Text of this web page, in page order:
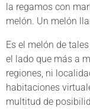
la regamos con
melón. Un melón
Es el melón de
el lado que más a
regiones, ni
habitaciones
multitud de